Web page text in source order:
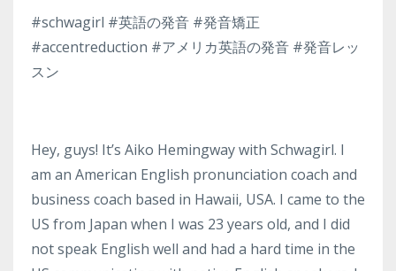
#schwagirl #英語の発音 #発音矯正
#accentreduction #アメリカ英語の発音 #発音レッ
スン
Hey, guys! It’s Aiko Hemingway with Schwagirl. I
am an American English pronunciation coach and
business coach based in Hawaii, USA. I came to the
US from Japan when I was 23 years old, and I did
not speak English well and had a hard time in the